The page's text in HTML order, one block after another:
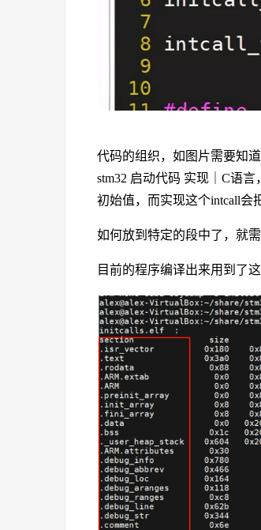
代码的组织，如图片需要知
stm32 启动代码 实现｜C语
初始值，而实现这个intcall会
如何放到特定的段中了，就需
目前的程序编译出来用到了